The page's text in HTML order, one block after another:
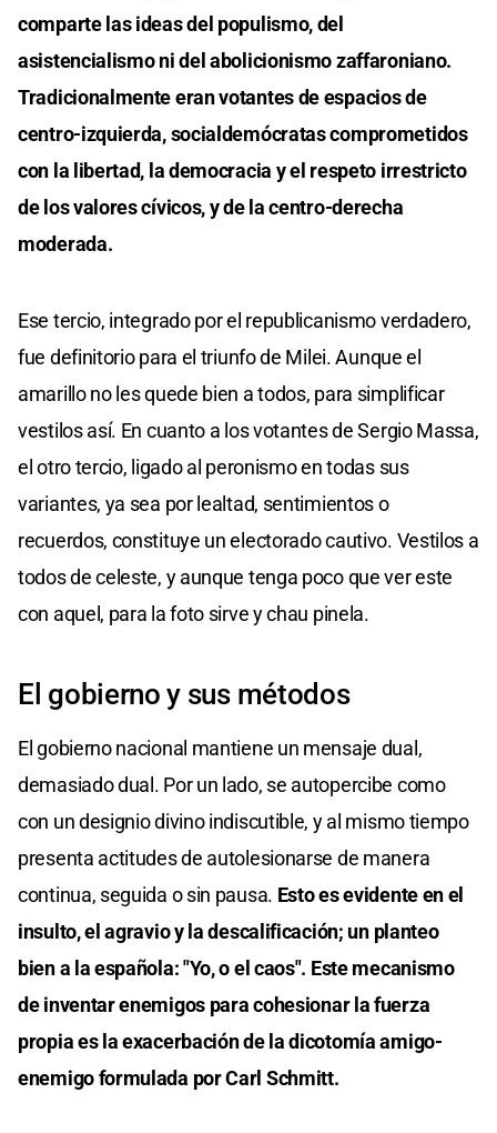
comparte las ideas del populismo, del
asistencialismo ni del abolicionismo zaffaroniano.
Tradicionalmente eran votantes de espacios de
centro-izquierda, socialdemócratas comprometidos
con la libertad, la democracia y el respeto irrestricto
de los valores cívicos, y de la centro-derecha
moderada.
Ese tercio, integrado por el republicanismo verdadero,
fue definitorio para el triunfo de Milei. Aunque el
amarillo no les quede bien a todos, para simplificar
vestilos así. En cuanto a los votantes de Sergio Massa,
el otro tercio, ligado al peronismo en todas sus
variantes, ya sea por lealtad, sentimientos o
recuerdos, constituye un electorado cautivo. Vestilos a
todos de celeste, y aunque tenga poco que ver este
con aquel, para la foto sirve y chau pinela.
El gobierno y sus métodos
El gobierno nacional mantiene un mensaje dual,
demasiado dual. Por un lado, se autopercibe como
con un designio divino indiscutible, y al mismo tiempo
presenta actitudes de autolesionarse de manera
continua, seguida o sin pausa. Esto es evidente en el
insulto, el agravio y la descalificación; un planteo
bien a la española: "Yo, o el caos". Este mecanismo
de inventar enemigos para cohesionar la fuerza
propia es la exacerbación de la dicotomía amigo-
enemigo formulada por Carl Schmitt.